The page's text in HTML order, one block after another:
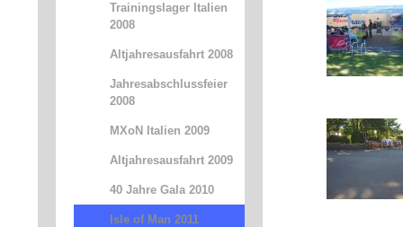
Trainingslager Italien
2008
Altjahresausfahrt 2008
Jahresabschlussfeier
2008
MXoN Italien 2009
Altjahresausfahrt 2009
40 Jahre Gala 2010
Isle of Man 2011